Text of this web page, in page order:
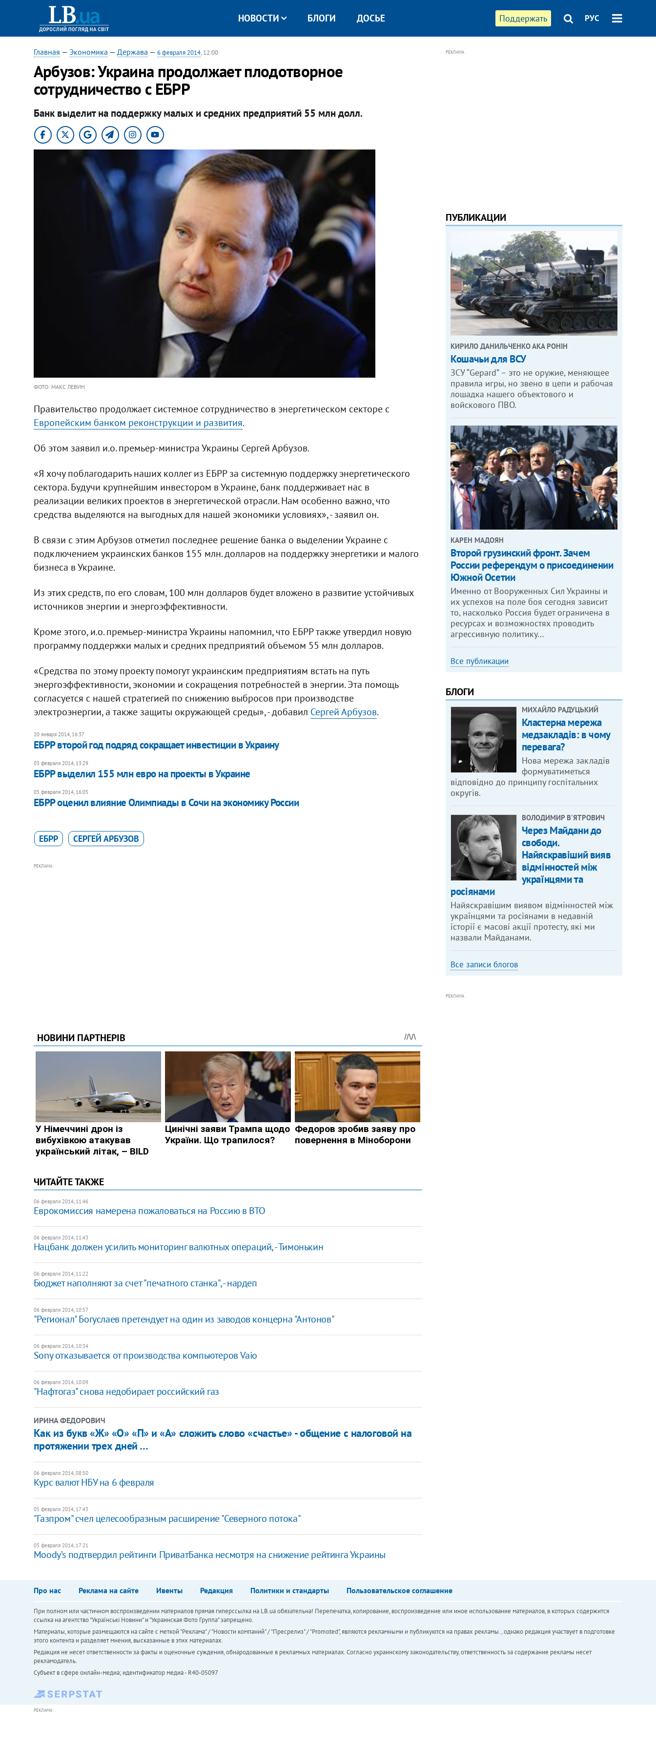
Поддержать РУС
НОВОСТИ БЛОГИ ДОСЬЕ
Главная — Экономика — Держава — 6 февраля 2014, 12:00
Арбузов: Украина продолжает плодотворное
сотрудничество с ЕБРР
Банк выделит на поддержку малых и средних предприятий 55 млн долл.
ФОТО: МАКС ЛЕВИН
Правительство продолжает системное сотрудничество в энергетическом секторе с
Европейским банком реконструкции и развития.
Об этом заявил и.о. премьер-министра Украины Сергей Арбузов.
«Я хочу поблагодарить наших коллег из ЕБРР за системную поддержку энергетического
сектора. Будучи крупнейшим инвестором в Украине, банк поддерживает нас в
реализации великих проектов в энергетической отрасли. Нам особенно важно, что
средства выделяются на выгодных для нашей экономики условиях», - заявил он.
В связи с этим Арбузов отметил последнее решение банка о выделении Украине с
подключением украинских банков 155 млн. долларов на поддержку энергетики и малого
бизнеса в Украине.
Из этих средств, по его словам, 100 млн долларов будет вложено в развитие устойчивых
источников энергии и энергоэффективности.
Кроме этого, и.о. премьер-министра Украины напомнил, что ЕБРР также утвердил новую
программу поддержки малых и средних предприятий объемом 55 млн долларов.
«Средства по этому проекту помогут украинским предприятиям встать на путь
энергоэффективности, экономии и сокращения потребностей в энергии. Эта помощь
согласуется с нашей стратегией по снижению выбросов при производстве
электроэнергии, а также защиты окружающей среды», - добавил Сергей Арбузов.
20 января 2014, 16:37
ЕБРР второй год подряд сокращает инвестиции в Украину
03 февраля 2014, 13:29
ЕБРР выделил 155 млн евро на проекты в Украине
05 февраля 2014, 16:05
ЕБРР оценил влияние Олимпиады в Сочи на экономику России
ЕБРР СЕРГЕЙ АРБУЗОВ
РЕКЛАМА
ЧИТАЙТЕ ТАКЖЕ
06 февраля 2014, 11:46
Еврокомиссия намерена пожаловаться на Россию в ВТО
06 февраля 2014, 11:43
Нацбанк должен усилить мониторинг валютных операций, - Тимонькин
06 февраля 2014, 11:22
Бюджет наполняют за счет "печатного станка", - нардеп
06 февраля 2014, 10:57
"Регионал" Богуслаев претендует на один из заводов концерна "Антонов"
06 февраля 2014, 10:34
Sony отказывается от производства компьютеров Vaio
06 февраля 2014, 10:09
"Нафтогаз" снова недобирает российский газ
ИРИНА ФЕДОРОВИЧ
Как из букв «Ж» «О» «П» и «А» сложить слово «счастье» - общение с налоговой на
протяжении трех дней …
06 февраля 2014, 08:50
​Курс валют НБУ на 6 февраля
05 февраля 2014, 17:43
"Газпром" счел целесообразным расширение "Северного потока"
05 февраля 2014, 17:21
Moody’s подтвердил рейтинги ПриватБанка несмотря на снижение рейтинга Украины
РЕКЛАМА
ПУБЛИКАЦИИ
КИРИЛО ДАНИЛЬЧЕНКО АКА РОНІН
Кошачьи для ВСУ
ЗСУ “Gepard” – это не оружие, меняющее
правила игры, но звено в цепи и рабочая
лошадка нашего объектового и
войскового ПВО.
КАРЕН МАДОЯН
Второй грузинский фронт. Зачем
России референдум о присоединении
Южной Осетии
Именно от Вооруженных Сил Украины и
их успехов на поле боя сегодня зависит
то, насколько Россия будет ограничена в
ресурсах и возможностях проводить
агрессивную политику…
Все публикации
БЛОГИ
МИХАЙЛО РАДУЦЬКИЙ
Кластерна мережа
медзакладів: в чому
перевага?
Нова мережа закладів
формуватиметься
відповідно до принципу госпітальних
округів.
ВОЛОДИМИР В'ЯТРОВИЧ
Через Майдани до
свободи.
Найяскравіший вияв
відмінностей між
українцями та
росіянами
Найяскравішим виявом відмінностей між
українцями та росіянами в недавній
історії є масові акції протесту, які ми
назвали Майданами.
Все записи блогов
РЕКЛАМА
Про нас Реклама на сайте Ивенты Редакция Политики и стандарты Пользовательское соглашение
При полном или частичном воспроизведении материалов прямая гиперссылка на LB.ua обязательна! Перепечатка, копирование, воспроизведение или иное использование материалов, в которых содержится
ссылка на агентство "Українськi Новини" и "Украинская Фото Группа" запрещено.
Материалы, которые размещаются на сайте с меткой "Реклама" / "Новости компаний" / "Пресрелиз" / "Promoted", являются рекламными и публикуются на правах рекламы. , однако редакция участвует в подготовке
этого контента и разделяет мнения, высказанные в этих материалах.
Редакция не несет ответственности за факты и оценочные суждения, обнародованные в рекламных материалах. Согласно украинскому законодательству, ответственность за содержание рекламы несет
рекламодатель.
Субъект в сфере онлайн-медиа; идентификатор медиа - R40-05097
РЕКЛАМА